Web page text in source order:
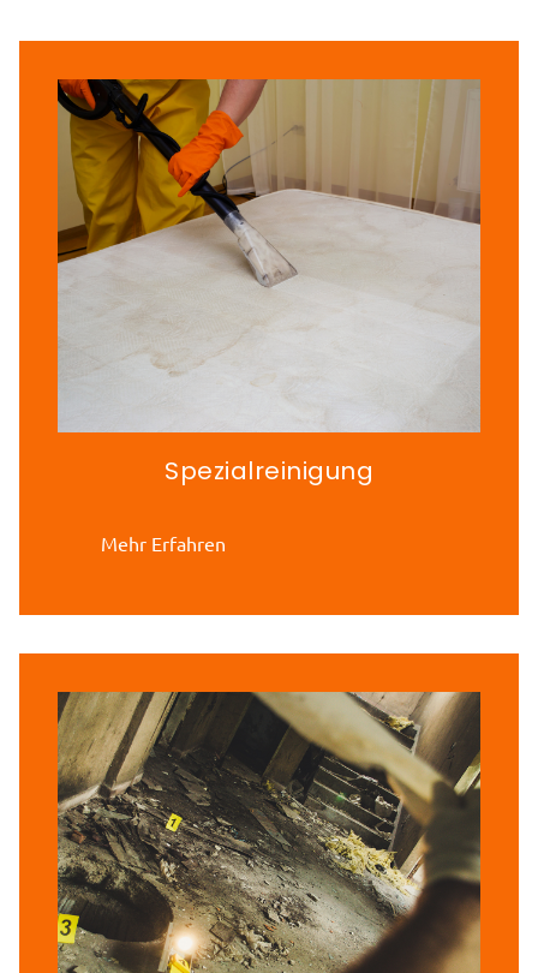
Spezialreinigung
Mehr Erfahren